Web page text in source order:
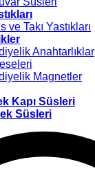
ve Takı Yastıkları
Anahtarlıklar
Magnetler
Kapı Süsleri
Süsleri